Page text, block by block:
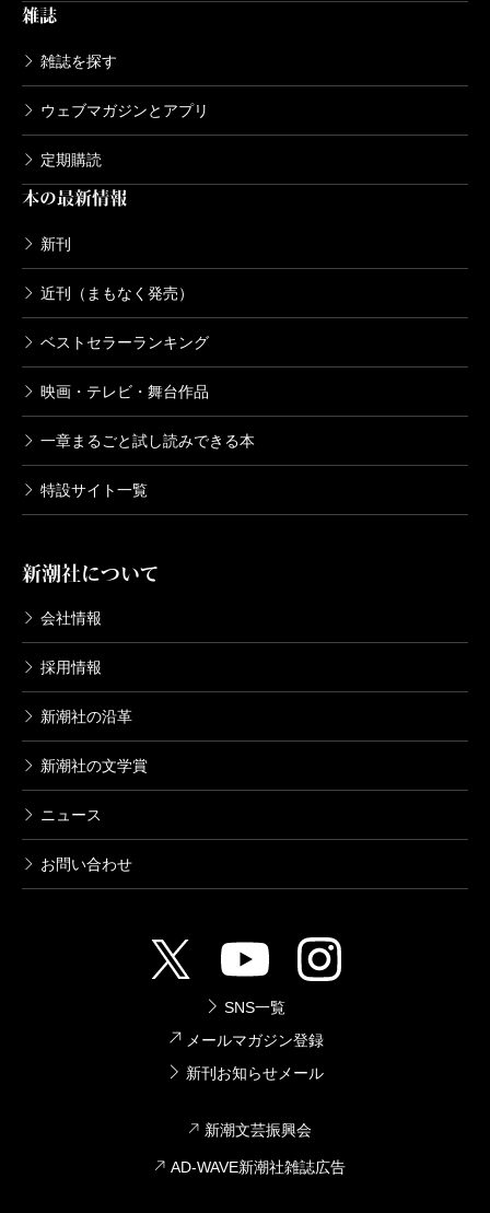
雑誌
雑誌を探す
ウェブマガジンとアプリ
定期購読
本の最新情報
新刊
近刊（まもなく発売）
ベストセラーランキング
映画・テレビ・舞台作品
一章まるごと試し読みできる本
特設サイト一覧
新潮社について
会社情報
採用情報
新潮社の沿革
新潮社の文学賞
ニュース
お問い合わせ
SNS一覧
メールマガジン登録
新刊お知らせメール
新潮文芸振興会
AD-WAVE新潮社雑誌広告